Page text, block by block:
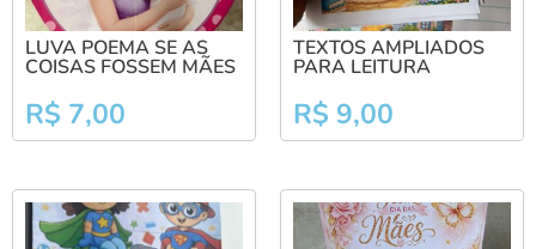
LUVA POEMA SE AS
COISAS FOSSEM MÃES
R$ 7,00
TEXTOS AMPLIADOS
PARA LEITURA
R$ 9,00